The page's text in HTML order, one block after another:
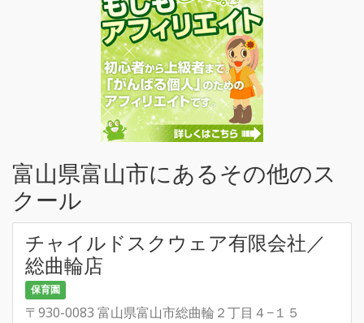
富山県富山市にあるその他のス
クール
チャイルドスクウェア有限会社／
総曲輪店
保育園
〒930-0083 富山県富山市総曲輪２丁目４−１５